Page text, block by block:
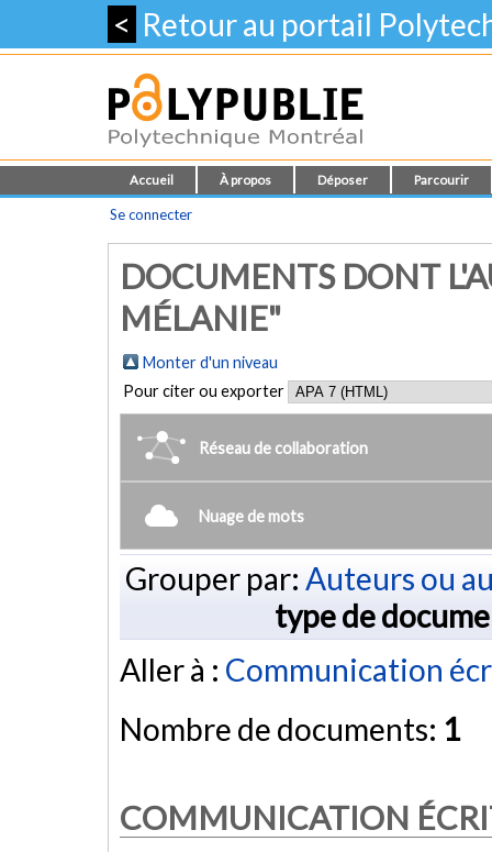
< Retour au portail
Accueil À propos Déposer Parcourir
Se connecter
DOCUMENTS DONT
MÉLANIE"
Monter d'un niveau
Pour citer ou exporter
Réseau de collaboration
Nuage de mots
Grouper par: Auteurs ou
type de
Aller à : Communication
Nombre de documents: 1
COMMUNICATION